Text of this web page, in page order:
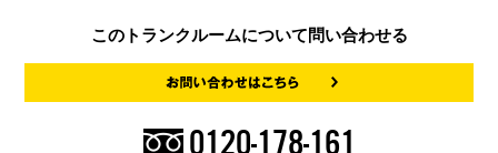
このトランクルームについて問い合わせる
0120-178-161